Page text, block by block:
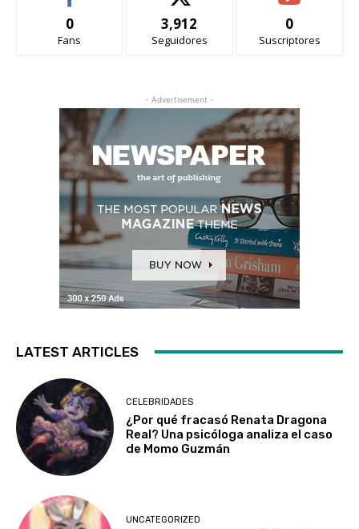
0
Fans
3,912
Seguidores
0
Suscriptores
- Advertisement -
LATEST ARTICLES
CELEBRIDADES
¿Por qué fracasó Renata Dragona
Real? Una psicóloga analiza el caso
de Momo Guzmán
UNCATEGORIZED